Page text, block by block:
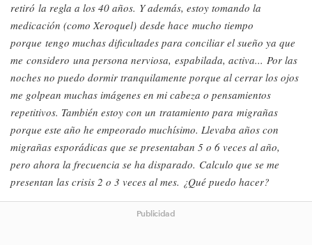
retiró la regla a los 40 años. Y además, estoy tomando la
medicación (como Xeroquel) desde hace mucho tiempo
porque tengo muchas dificultades para conciliar el sueño ya que
me considero una persona nerviosa, espabilada, activa... Por las
noches no puedo dormir tranquilamente porque al cerrar los ojos
me golpean muchas imágenes en mi cabeza o pensamientos
repetitivos. También estoy con un tratamiento para migrañas
porque este año he empeorado muchísimo. Llevaba años con
migrañas esporádicas que se presentaban 5 o 6 veces al año,
pero ahora la frecuencia se ha disparado. Calculo que se me
presentan las crisis 2 o 3 veces al mes. ¿Qué puedo hacer?
Publicidad